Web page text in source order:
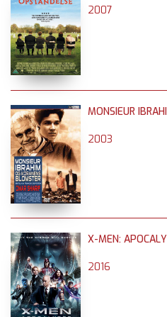
2007
MONSIEUR
2003
X-MEN:
2016